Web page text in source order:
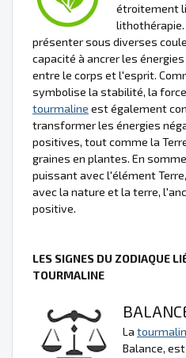
étroitement
lithothérapie.
présenter sous diverses
capacité à ancrer les
entre le corps et l'esprit.
symbolise la stabilité, la
tourmaline est également
transformer les énergies
positives, tout comme la
graines en plantes. En
puissant avec l'élément
avec la nature et la terre,
positive.
LES SIGNES DU ZODIAQUE
TOURMALINE
La
Balance,